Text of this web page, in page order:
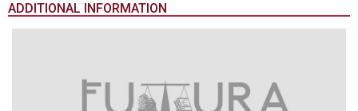
ADDITIONAL INFORMATION